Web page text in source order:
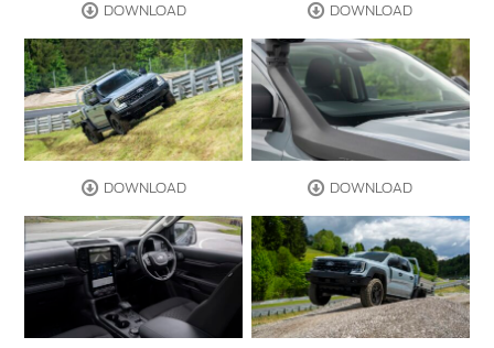
DOWNLOAD DOWNLOAD
DOWNLOAD DOWNLOAD